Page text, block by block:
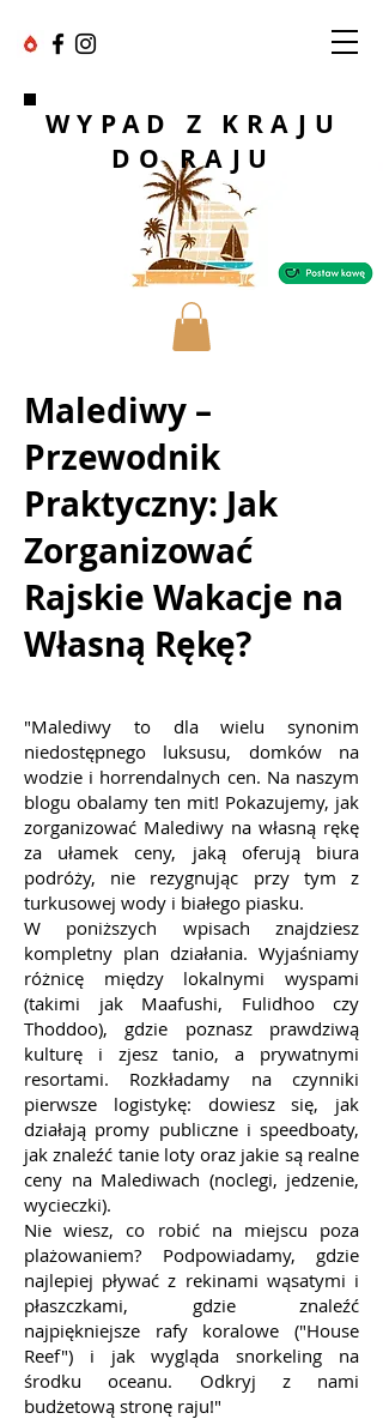
WYPAD Z KRAJU
DO RAJU
Malediwy –
Przewodnik
Praktyczny: Jak
Zorganizować
Rajskie Wakacje na
Własną Rękę?
"Malediwy to dla wielu synonim
niedostępnego luksusu, domków na
wodzie i horrendalnych cen. Na naszym
blogu obalamy ten mit! Pokazujemy, jak
zorganizować Malediwy na własną rękę
za ułamek ceny, jaką oferują biura
podróży, nie rezygnując przy tym z
turkusowej wody i białego piasku.
W poniższych wpisach znajdziesz
kompletny plan działania. Wyjaśniamy
różnicę między lokalnymi wyspami
(takimi jak Maafushi, Fulidhoo czy
Thoddoo), gdzie poznasz prawdziwą
kulturę i zjesz tanio, a prywatnymi
resortami. Rozkładamy na czynniki
pierwsze logistykę: dowiesz się, jak
działają promy publiczne i speedboaty,
jak znaleźć tanie loty oraz jakie są realne
ceny na Malediwach (noclegi, jedzenie,
wycieczki).
Nie wiesz, co robić na miejscu poza
plażowaniem? Podpowiadamy, gdzie
najlepiej pływać z rekinami wąsatymi i
płaszczkami, gdzie znaleźć
najpiękniejsze rafy koralowe ("House
Reef") i jak wygląda snorkeling na
środku oceanu. Odkryj z nami
budżetową stronę raju!"